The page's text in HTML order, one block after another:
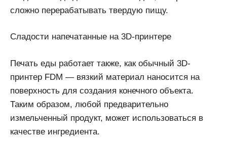
сложно перерабатывать твердую пищу.
Сладости напечатанные на 3D-принтере
Печать еды работает также, как обычный 3D-
принтер FDM — вязкий материал наносится на
поверхность для создания конечного объекта.
Таким образом, любой предварительно
измельченный продукт, может использоваться в
качестве ингредиента.